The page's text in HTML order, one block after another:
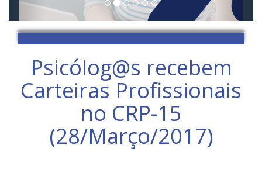
Psicólog@s recebem
Carteiras Profissionais
no CRP-15
(28/Março/2017)